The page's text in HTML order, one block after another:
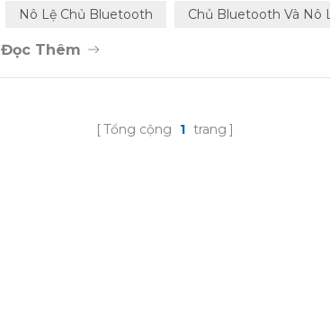
Nô Lệ Chủ Bluetooth
Chủ Bluetooth Và Nô
Đọc Thêm
Tổng cộng 1 trang